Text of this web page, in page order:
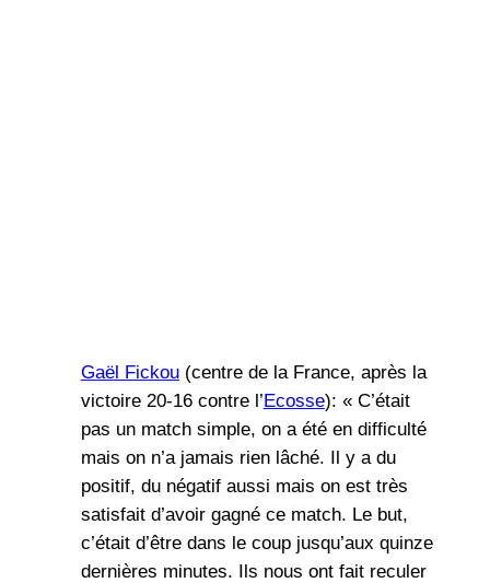
Gaël Fickou(centre de la France, après la
victoire 20-16 contre l’Ecosse): « C’était
pas un match simple, on a été en difficulté
mais on n’a jamais rien lâché. Il y a du
positif, du négatif aussi mais on est très
satisfait d’avoir gagné ce match. Le but,
c’était d’être dans le coup jusqu’aux quinze
dernières minutes. Ils nous ont fait reculer